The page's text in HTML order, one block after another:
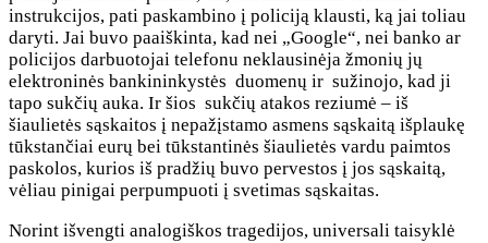
instrukcijos, pati paskambino į policiją klausti, ką jai toliau
daryti. Jai buvo paaiškinta, kad nei „Google“, nei banko ar
policijos darbuotojai telefonu neklausinėja žmonių jų
elektroninės bankininkystės duomenų ir sužinojo, kad ji
tapo sukčių auka. Ir šios sukčių atakos reziumė – iš
šiaulietės sąskaitos į nepažįstamo asmens sąskaitą išplaukę
tūkstančiai eurų bei tūkstantinės šiaulietės vardu paimtos
paskolos, kurios iš pradžių buvo pervestos į jos sąskaitą,
vėliau pinigai perpumpuoti į svetimas sąskaitas.
Norint išvengti analogiškos tragedijos, universali taisyklė